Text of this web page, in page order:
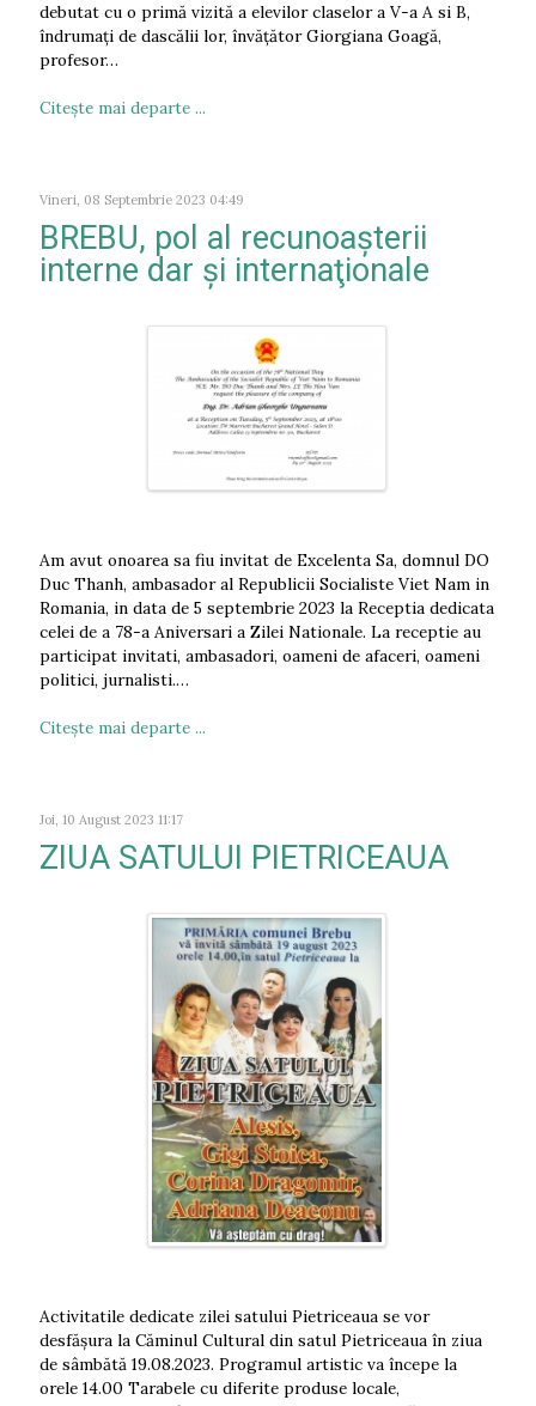
debutat cu o primă vizită a elevilor claselor a V-a A si B,
îndrumați de dascălii lor, învățător Giorgiana Goagă,
profesor…
Citeşte mai departe ...
Vineri, 08 Septembrie 2023 04:49
BREBU, pol al recunoașterii
interne dar și internaţionale
Am avut onoarea sa fiu invitat de Excelenta Sa, domnul DO
Duc Thanh, ambasador al Republicii Socialiste Viet Nam in
Romania, in data de 5 septembrie 2023 la Receptia dedicata
celei de a 78-a Aniversari a Zilei Nationale. La receptie au
participat invitati, ambasadori, oameni de afaceri, oameni
politici, jurnalisti.…
Citeşte mai departe ...
Joi, 10 August 2023 11:17
ZIUA SATULUI PIETRICEAUA
Activitatile dedicate zilei satului Pietriceaua se vor
desfășura la Căminul Cultural din satul Pietriceaua în ziua
de sâmbătă 19.08.2023. Programul artistic va începe la
orele 14.00 Tarabele cu diferite produse locale,